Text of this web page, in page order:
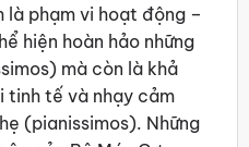
phạm vi hoạt động –
hiện hoàn hảo những
mà còn là khả
tinh tế và nhạy cảm
(pianissimos). Những